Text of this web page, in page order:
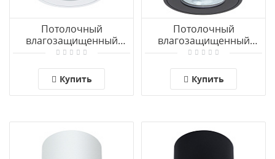
Потолочный
влагозащищенный
светильник Arte Lamp
Купить
Потолочный
влагозащищенный
светильник Arte Lamp
Купить